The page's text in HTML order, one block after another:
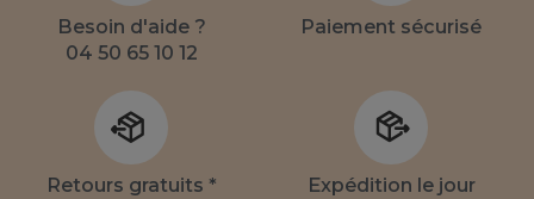
Besoin d'aide ?
04 50 65 10 12
Paiement sécurisé
Retours gratuits *
Expédition le jour